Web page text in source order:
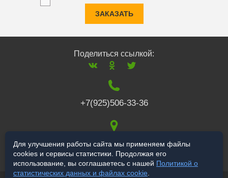
ЗАКАЗАТЬ
Поделиться ссылкой:
+7(925)506-33-36
117519,г. Москва,
Варшавское ш., 132
Для улучшения работы сайта мы применяем файлы
cookies и сервисы статистики. Продолжая его
использование, вы соглашаетесь с нашей Политикой о
статистических данных и файлах cookie